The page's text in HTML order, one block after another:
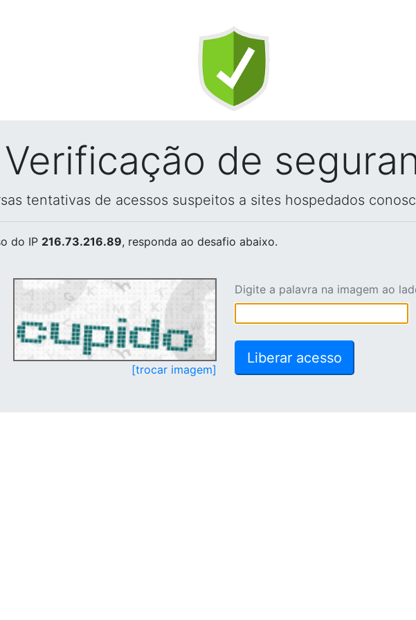
Verificação de
tentativas de acessos suspeitos a sites hospedados
do IP 216.73.216.89, responda ao desafio abaixo.
[trocar imagem]
Digite a palavra na imagem ao